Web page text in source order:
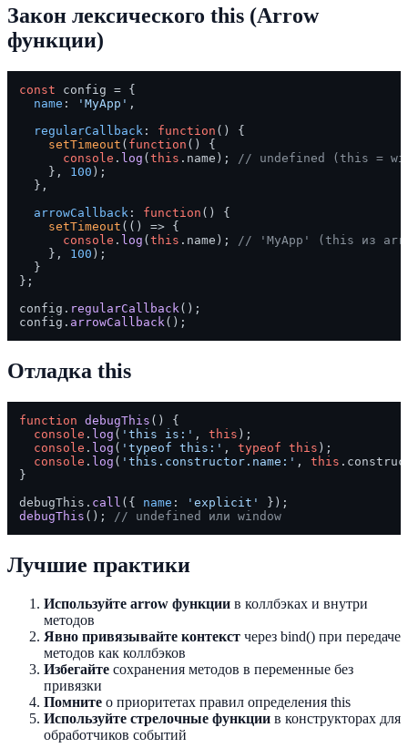
Закон лексического this (Arrow
функции)
const config = {
name : 'MyApp' ,
regularCallback : function ( ) {
setTimeout ( function ( ) {
console . log ( this . name );
// undefined (this =
    },
100 );
  },
arrowCallback : function ( ) {
setTimeout ( () => {
console . log ( this . name );
// 'MyApp' (this из
    },
100 );
  }
};
config. regularCallback ();
config. arrowCallback
Отладка this
function debugThis ( ) {
console . log ( 'this is:' , this );
console . log ( 'typeof this:' , typeof this );
console . log ( 'this.constructor.name:' , this .
}
debugThis. call ({ name : 'explicit'
debugThis (); // undefined или window
Лучшие практики
Используйте arrow функции в коллбэках и внутри
методов
Явно привязывайте контекст через bind() при передаче
методов как коллбэков
Избегайте сохранения методов в переменные без
привязки
Помните о приоритетах правил определения this
Используйте стрелочные функции в конструкторах для
обработчиков событий